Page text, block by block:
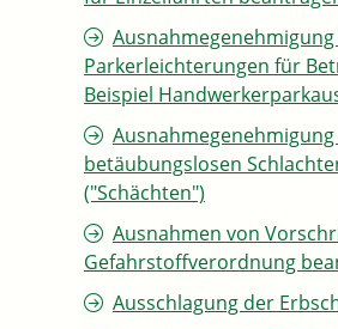
Parkerleichterungen für
Beispiel
Ausnahmegenehmigung
betäubungslosen
("Schächten")
Ausnahmen von
Gefahrstoffverordnung
Ausschlagung der